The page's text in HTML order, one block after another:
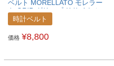
ベルト MORELLATO モレラー
ト GRIP グリップ リサイクルマ
イクロファイバー 時計ベルト
X5762D83MONSWT
時計ベルト
価格 ¥8,800